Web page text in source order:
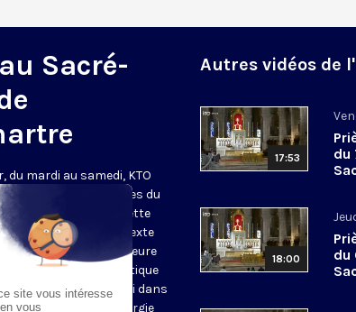
Sacré-
du mardi au samedi, KTO
Sexte des Bénédictines du
Montmartre, depuis cette
son nom l’indique, sexte
de la sixième heure
découpage romain antique
qui correspond à midi dans
Cet office la liturgie
Autres vidéos de
17:53
du
18:00
du